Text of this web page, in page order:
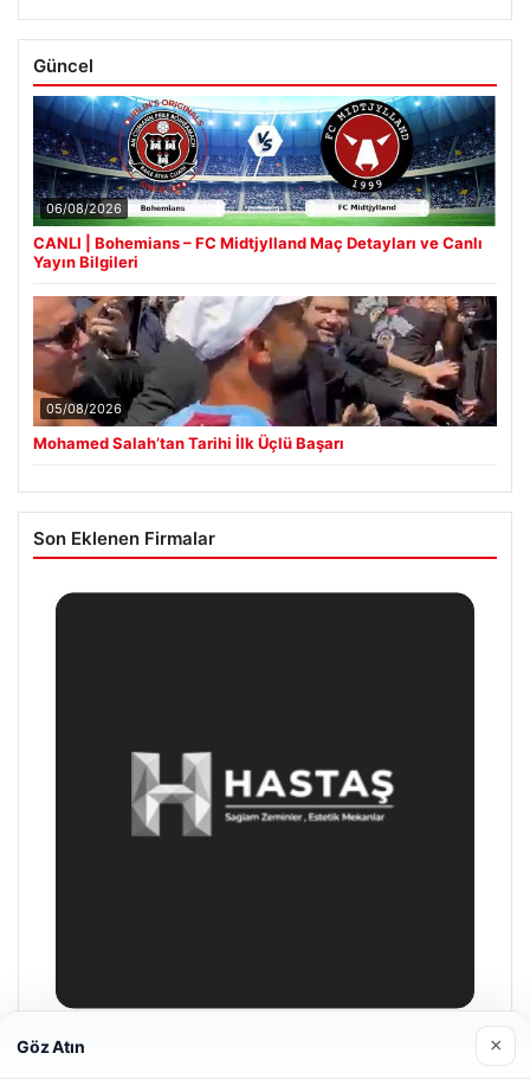
Güncel
06/08/2026
CANLI | Bohemians – FC Midtjylland Maç Detayları ve Canlı
Yayın Bilgileri
05/08/2026
Mohamed Salah’tan Tarihi İlk Üçlü Başarı
Son Eklenen Firmalar
Hastaş Beton
Göz Atın ×